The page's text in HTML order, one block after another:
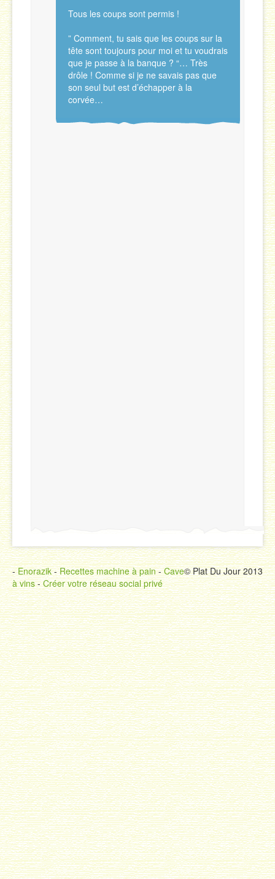
Tous les coups sont permis !
” Comment, tu sais que les coups sur la
tête sont toujours pour moi et tu voudrais
que je passe à la banque ? “… Très
drôle ! Comme si je ne savais pas que
son seul but est d’échapper à la
corvée…
© Plat Du Jour 2013
-Enorazik-Recettes machine à pain-Cave
à vins-Créer votre réseau social privé